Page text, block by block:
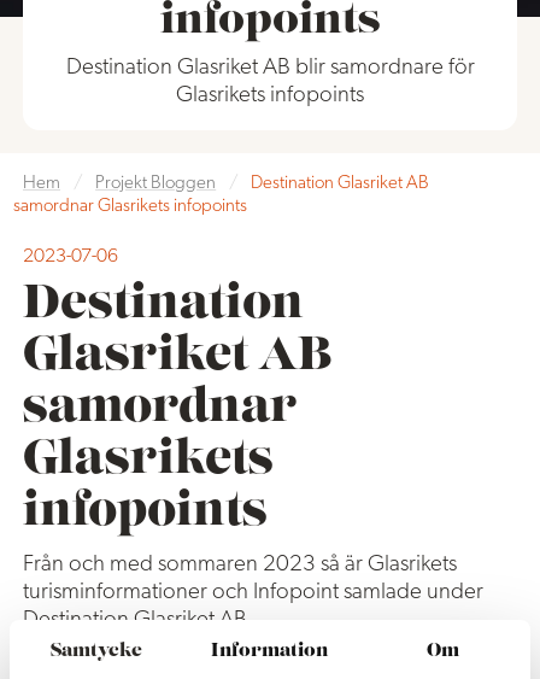
Samtycke Information Om
infopoints
Destination Glasriket AB blir samordnare för
Glasrikets infopoints
Hem / Projekt Bloggen /
Destination Glasriket AB
samordnar Glasrikets infopoints
2023-07-06
Destination
Glasriket AB
samordnar
Glasrikets
infopoints
Från och med sommaren 2023 så är Glasrikets
turisminformationer och Infopoint samlade under
Destination Glasriket AB.